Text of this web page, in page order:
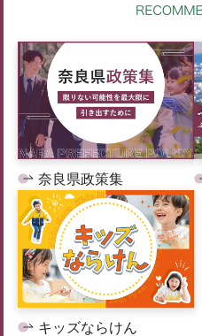
奈良県政策集
キッズならけん